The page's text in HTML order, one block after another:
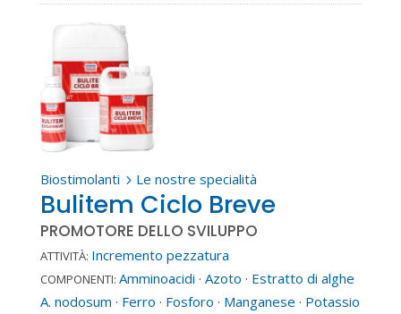
Biostimolanti 5 Le nostre specialità
Bulitem Ciclo Breve
PROMOTORE DELLO SVILUPPO
ATTIVITÀ: Incremento pezzatura
COMPONENTI: Amminoacidi · Azoto · Estratto di alghe
A. nodosum · Ferro · Fosforo · Manganese · Potassio